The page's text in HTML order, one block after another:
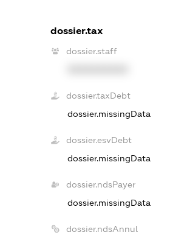
dossier.tax
dossier.staff
dossier.taxDebt
dossier.missingData
dossier.esvDebt
dossier.missingData
dossier.ndsPayer
dossier.missingData
dossier.ndsAnnul